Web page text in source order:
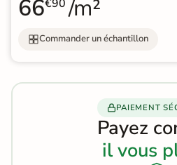
66€90 /m²
Commander un échantillon
PAIEMENT
Payez
il vous